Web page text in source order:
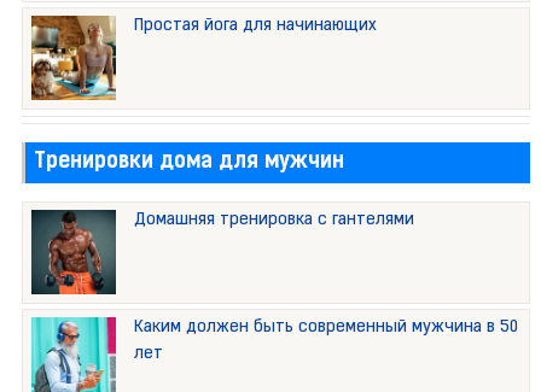
Простая йога для начинающих
Тренировки дома для мужчин
Домашняя тренировка с гантелями
Каким должен быть современный мужчина в 50
лет